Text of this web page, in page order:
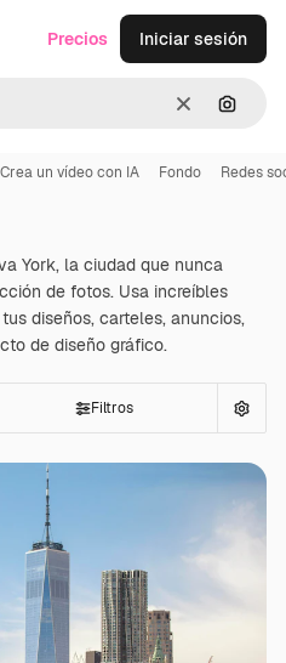
Borrar
Precios Iniciar sesión
Crea un vídeo con IA Fondo Redes
York, la ciudad que nunca
de fotos. Usa increíbles
diseños, carteles, anuncios,
de diseño gráfico.
Filtros